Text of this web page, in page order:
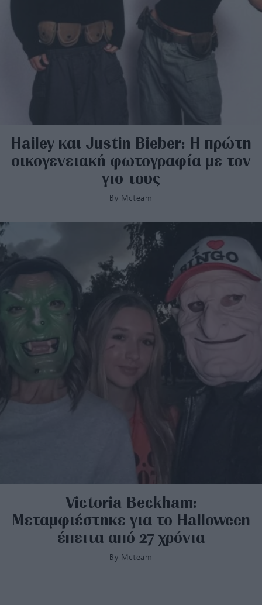
Hailey και Justin Bieber: Η πρώτη
οικογενειακή φωτογραφία με τον
γιο τους
By Mcteam
Victoria Beckham:
Μεταμφιέστηκε για το Halloween
έπειτα από 27 χρόνια
By Mcteam